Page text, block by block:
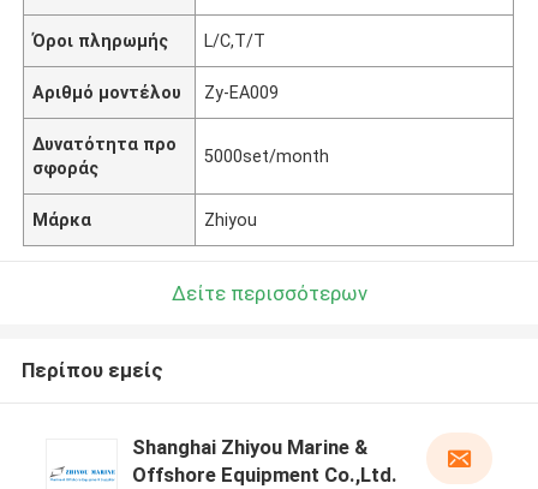
Όροι πληρωμής L/C,T/T
Αριθμό μοντέλου Zy-EA009
Δυνατότητα προ
σφοράς
5000set/month
Μάρκα Zhiyou
Δείτε περισσότερων
Περίπου εμείς
Shanghai Zhiyou Marine &
Offshore Equipment Co.,Ltd.